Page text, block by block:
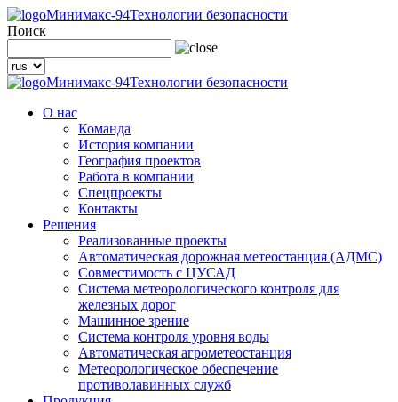
Минимакс-94Технологии безопасности
Поиск
Минимакс-94Технологии безопасности
О нас
Команда
История компании
География проектов
Работа в компании
Спецпроекты
Контакты
Решения
Реализованные проекты
Автоматическая дорожная метеостанция (АДМС)
Совместимость с ЦУСАД
Система метеорологического контроля для
железных дорог
Машинное зрение
Система контроля уровня воды
Автоматическая агрометеостанция
Метеорологическое обеспечение
противолавинных служб